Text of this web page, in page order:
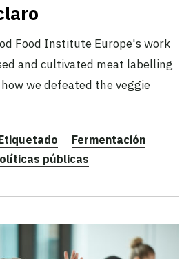
Food Institute Europe's work
and cultivated meat labelling
we defeated the veggie
Fermentación
públicas